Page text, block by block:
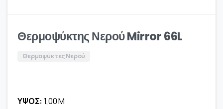
Θερμοψύκτης Νερού Mirror 66L
Θερμοψύκτες Νερού
ΥΨΟΣ: 1,00 M